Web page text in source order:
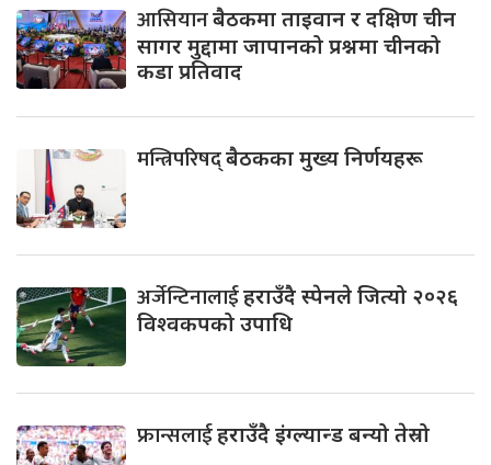
आसियानबैठकमा ताइवान र दक्षिण चीन
सागर मुद्दामा जापानको प्रश्नमा चीनको
कडा प्रतिवाद
मन्त्रिपरिषद्बैठकका मुख्य निर्णयहरू
अर्जेन्टिनालाईहराउँदै स्पेनले जित्यो २०२६
विश्वकपको उपाधि
फ्रान्सलाईहराउँदै इंग्ल्यान्ड बन्यो तेस्रो